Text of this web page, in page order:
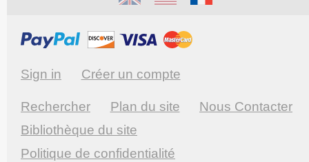
Sign in Créer un compte
Rechercher Plan du site
Nous Contacter
Bibliothèque du site
Politique de confidentialité